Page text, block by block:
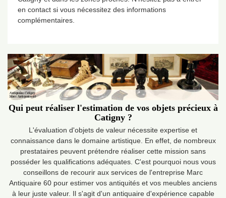
en contact si vous nécessitez des informations
complémentaires.
Qui peut réaliser l'estimation de vos objets précieux à
Catigny ?
L'évaluation d'objets de valeur nécessite expertise et
connaissance dans le domaine artistique. En effet, de nombreux
prestataires peuvent prétendre réaliser cette mission sans
posséder les qualifications adéquates. C'est pourquoi nous vous
conseillons de recourir aux services de l'entreprise Marc
Antiquaire 60 pour estimer vos antiquités et vos meubles anciens
à leur juste valeur. Il s'agit d'un antiquaire d'expérience capable